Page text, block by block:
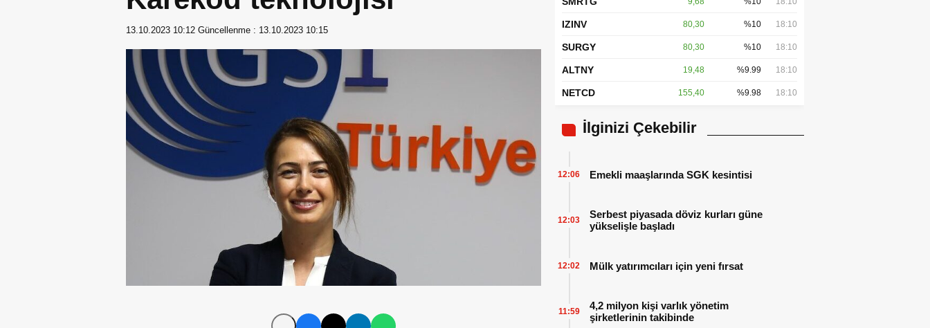
13.10.2023 10:12 Güncellenme : 13.10.2023 10:15
IZINV 80,30 %10 18:10
SURGY 80,30 %10 18:10
ALTNY 19,48 %9.99 18:10
NETCD 155,40 %9.98 18:10
İlginizi Çekebilir
Emekli maaşlarında SGK kesintisi
12:06
Serbest piyasada döviz kurları güne
yükselişle başladı
12:03
Mülk yatırımcıları için yeni fırsat
12:02
4,2 milyon kişi varlık yönetim
şirketlerinin takibinde
11:59